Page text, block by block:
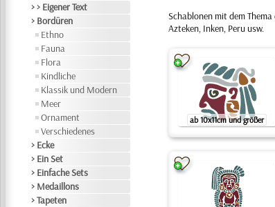
> > Eigener Text
> Bordüren
Ethno
Fauna
Flora
Kindliche
Klassik und Modern
Meer
Ornament
Verschiedenes
> Ecke
> Ein Set
> Einfache Sets
> Medaillons
> Tapeten
Schablonen mit dem
Azteken, Inken, Peru usw.
ab 10x11cm und größer